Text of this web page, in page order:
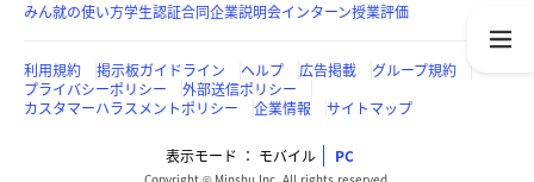
みん就の使い方学生認証合同企業説明会インターン授業評価
利用規約 掲示板ガイドライン ヘルプ 広告掲載
グループ規約
プライバシーポリシー
外部送信ポリシー
カスタマーハラスメントポリシー
企業情報 サイトマップ
表示モード モバイル PC